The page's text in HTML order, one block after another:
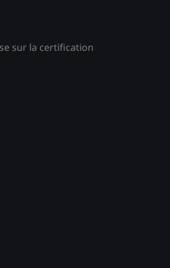
sur la certification